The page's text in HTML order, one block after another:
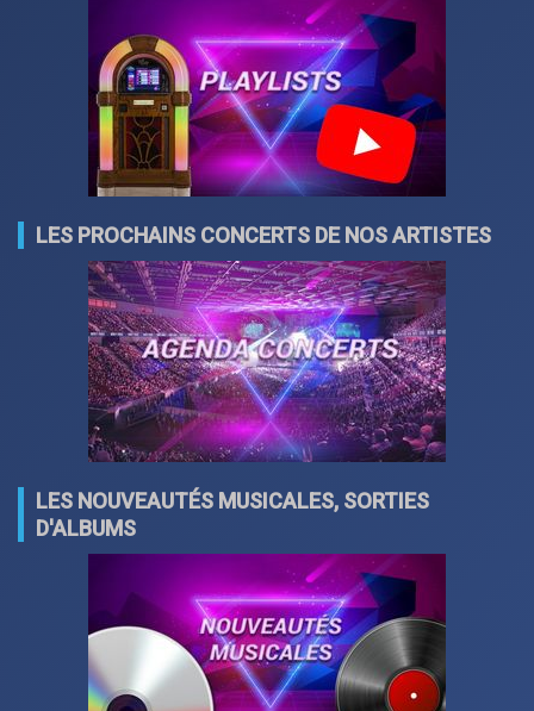
LES PROCHAINS CONCERTS DE NOS ARTISTES
LES NOUVEAUTÉS MUSICALES, SORTIES
D'ALBUMS